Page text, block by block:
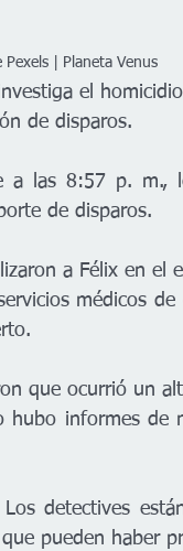
Imagen de Pexels | Planeta Venus
el
de disparos.
a las 8:57 p. m.,
de disparos.
a Félix en el
médicos
que ocurrió un
hubo informes de
detectives
pueden haber